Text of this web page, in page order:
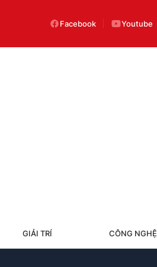
Facebook Youtube
GIẢI TRÍ CÔNG NGHỆ